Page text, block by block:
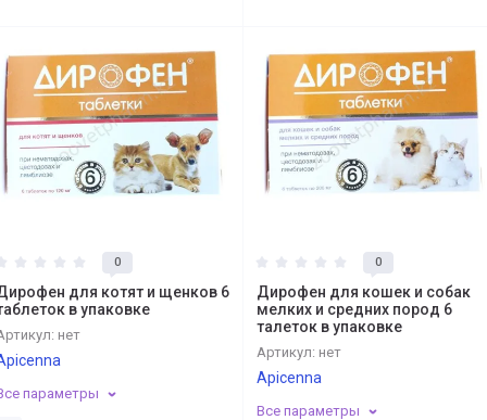
0
для котят и щенков 6
в упаковке
нет
параметры
0
Дирофен для кошек и собак
мелких и средних пород 6
талеток в упаковке
Артикул: нет
Apicenna
Все параметры